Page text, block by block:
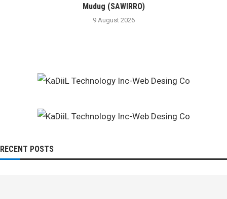
Mudug (SAWIRRO)
9 August 2026
RECENT POSTS